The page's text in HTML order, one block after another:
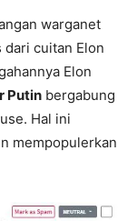
warganet
dari cuitan Elon
Elon
Putin bergabung
Hal ini
mempopulerkan